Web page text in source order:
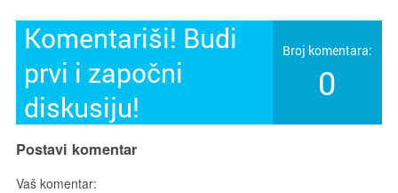
Komentariši! Budi
prvi i započni
diskusiju!
Broj komentara:
0
Postavi komentar
Vaš komentar: